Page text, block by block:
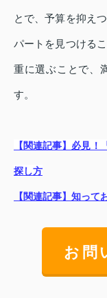
とで、予算を抑え
パートを見つける
重に選ぶことで、
す。
【関連記事】必見
探し方
【関連記事】知っ
お問